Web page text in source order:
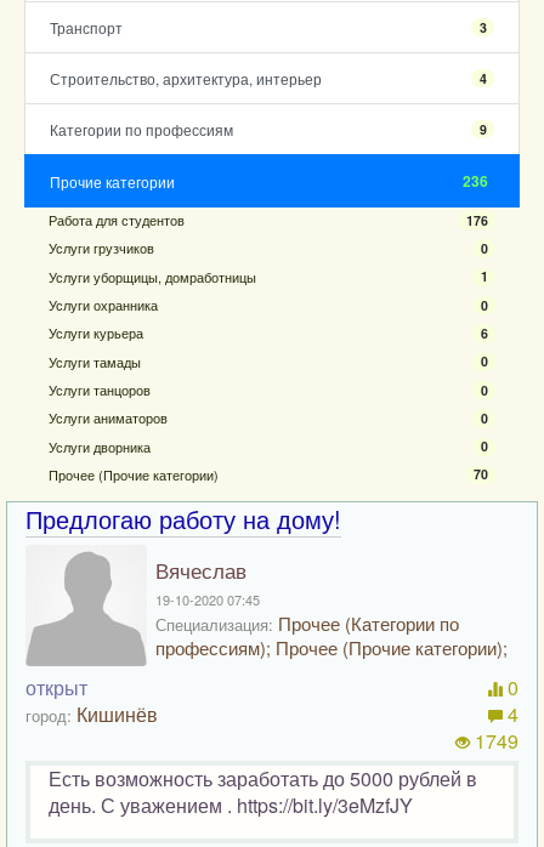
Транспорт 3
Строительство, архитектура, интерьер 4
Категории по профессиям 9
Прочие категории 236
Работа для студентов 176
Услуги грузчиков 0
Услуги уборщицы, домработницы 1
Услуги охранника 0
Услуги курьера 6
Услуги тамады 0
Услуги танцоров 0
Услуги аниматоров 0
Услуги дворника 0
Прочее (Прочие категории) 70
Предлогаю работу на дому!
Вячеслав
19-10-2020 07:45
Специализация: Прочее (Категории по
профессиям); Прочее (Прочие категории);
открыт
город: Кишинёв
0
4
1749
Есть возможность заработать до 5000 рублей в
день. С уважением . https://bit.ly/3eMzfJY